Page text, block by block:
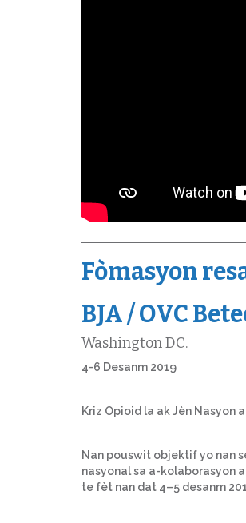
Fòmasyon
BJA / OVC
Washington DC.
4-6 Desanm 2019
Kriz Opioid la ak Jèn Nasyon
Nan pouswit objektif yo nan
nasyonal sa a-kolaborasyon
te fèt nan dat 4–5 desanm